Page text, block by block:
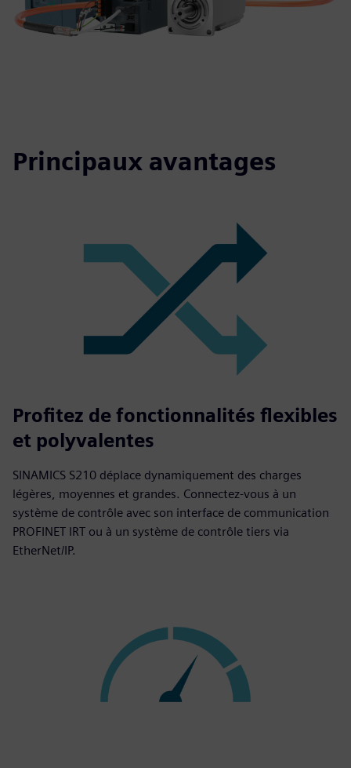
Principaux avantages
Profitez de fonctionnalités flexibles
et polyvalentes
SINAMICS S210 déplace dynamiquement des charges
légères, moyennes et grandes. Connectez-vous à un
système de contrôle avec son interface de communication
PROFINET IRT ou à un système de contrôle tiers via
EtherNet/IP.